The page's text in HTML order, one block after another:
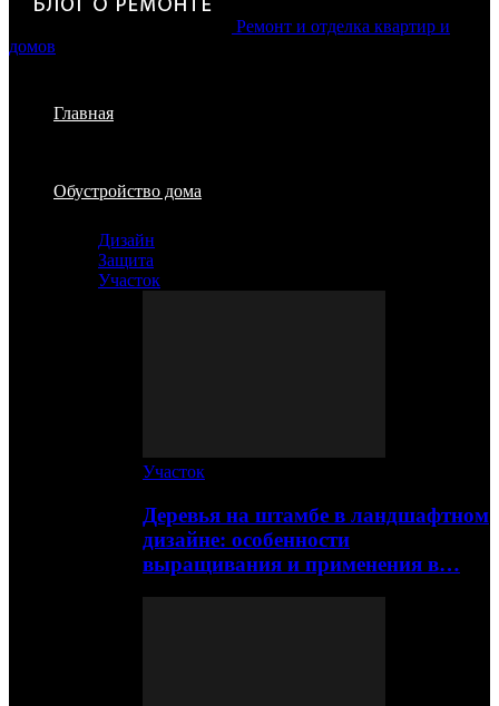
Ремонт и отделка квартир и
домов
Главная
Обустройство дома
Дизайн
Защита
Участок
Участок
Деревья на штамбе в ландшафтном
дизайне: особенности
выращивания и применения в…